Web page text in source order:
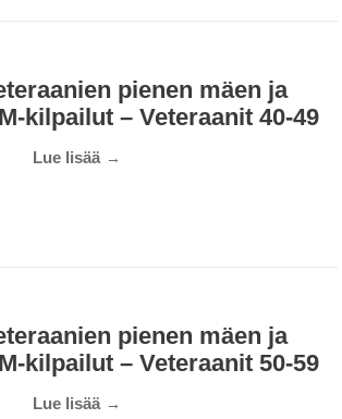
pienen mäen ja
kilpailut – Veteraanit 40-49
Lue lisää
pienen mäen ja
kilpailut – Veteraanit 50-59
Lue lisää